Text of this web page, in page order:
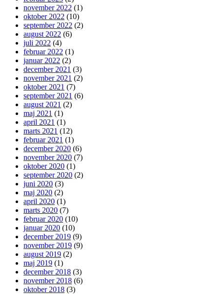
november 2022 (1)
oktober 2022 (10)
september 2022 (2)
august 2022 (6)
juli 2022 (4)
februar 2022 (1)
januar 2022 (2)
december 2021 (3)
november 2021 (2)
oktober 2021 (7)
september 2021 (6)
august 2021 (2)
maj 2021 (1)
april 2021 (1)
marts 2021 (12)
februar 2021 (1)
december 2020 (6)
november 2020 (7)
oktober 2020 (1)
september 2020 (2)
juni 2020 (3)
maj 2020 (2)
april 2020 (1)
marts 2020 (7)
februar 2020 (10)
januar 2020 (10)
december 2019 (9)
november 2019 (9)
august 2019 (2)
maj 2019 (1)
december 2018 (3)
november 2018 (6)
oktober 2018 (3)